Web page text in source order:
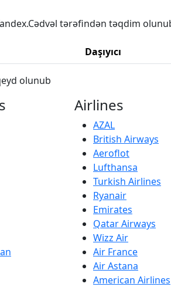
tərəfindən təqdim
Daşıyıcı
olunub
Airlines
AZAL
British Airways
Aeroflot
Lufthansa
Turkish Airlines
Ryanair
Emirates
Qatar Airways
Wizz Air
Air France
Air Astana
American Airlines